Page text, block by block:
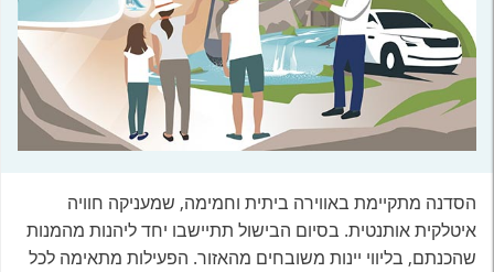
הסדנה מתקיימת באווירה ביתית וחמימה, שמעניקה חוויה
איטלקית אותנטית. בסיום הבישול תתיישבו יחד ליהנות מהמנות
שהכנתם, בליווי יינות משובחים מהאזור. הפעילות מתאימה לכל